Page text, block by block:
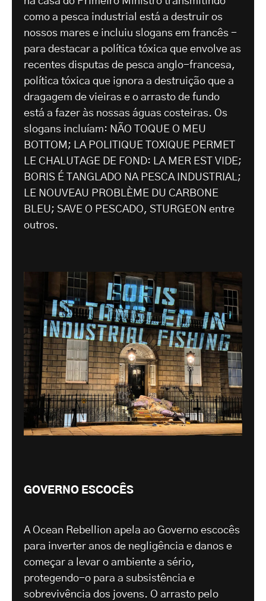
como a pesca industrial está a destruir os
nossos mares e incluiu slogans em francês -
para destacar a política tóxica que envolve as
recentes disputas de pesca anglo-francesa,
política tóxica que ignora a destruição que a
dragagem de vieiras e o arrasto de fundo
está a fazer às nossas águas costeiras. Os
slogans incluíam: NÃO TOQUE O MEU
BOTTOM; LA POLITIQUE TOXIQUE PERMET
LE CHALUTAGE DE FOND: LA MER EST VIDE;
BORIS É TANGLADO NA PESCA INDUSTRIAL;
LE NOUVEAU PROBLÈME DU CARBONE
BLEU; SAVE O PESCADO, STURGEON entre
outros.
GOVERNO ESCOCÊS
A Ocean Rebellion apela ao Governo escocês
para inverter anos de negligência e danos e
começar a levar o ambiente a sério,
protegendo-o para a subsistência e
sobrevivência dos jovens. O arrasto pelo